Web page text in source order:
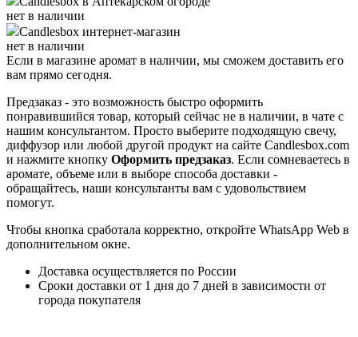
нет в наличии
Candlesbox интернет-магазин
нет в наличии
Если в магазине аромат в наличии, мы сможем доставить его
вам прямо сегодня.
Предзаказ - это возможность быстро оформить
понравившийся товар, который сейчас не в наличии, в чате с
нашим консультантом. Просто выберите подходящую свечу,
диффузор или любой другой продукт на сайте Candlesbox.com
и нажмите кнопку Оформить предзаказ. Если сомневаетесь в
аромате, объеме или в выборе способа доставки -
обращайтесь, наши консультанты вам с удовольствием
помогут.
Чтобы кнопка сработала корректно, откройте WhatsApp Web в
дополнительном окне.
Доставка осуществляется по России
Сроки доставки от 1 дня до 7 дней в зависимости от
города покупателя